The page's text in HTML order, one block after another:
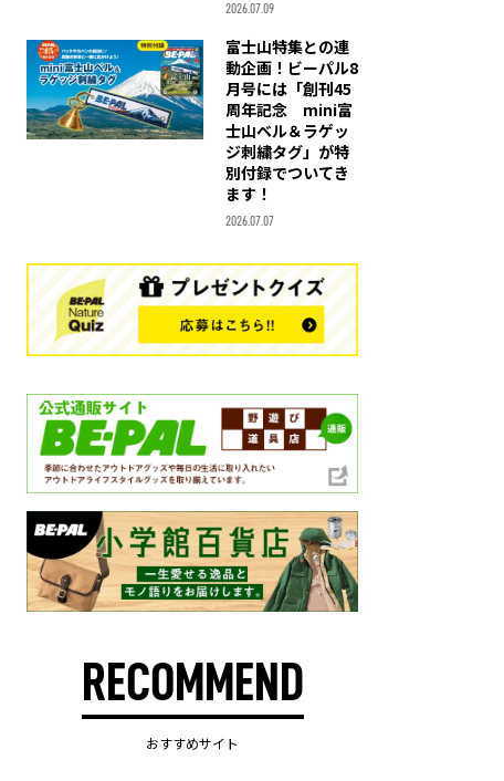
2026.07.09
富士山特集との連
動企画！ビーパル8
月号には「創刊45
周年記念 mini富
士山ベル＆ラゲッ
ジ刺繍タグ」が特
別付録でついてき
ます！
2026.07.07
RECOMMEND
おすすめサイト